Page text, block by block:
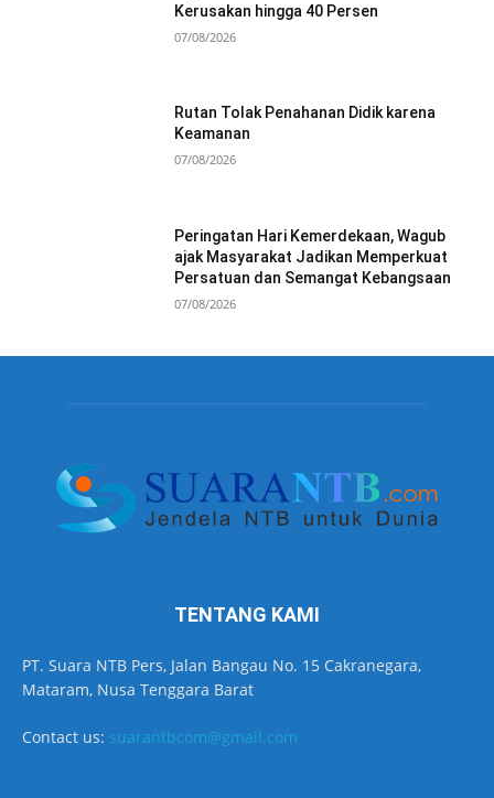
Kerusakan hingga 40 Persen
07/08/2026
Rutan Tolak Penahanan Didik karena
Keamanan
07/08/2026
Peringatan Hari Kemerdekaan, Wagub
ajak Masyarakat Jadikan Memperkuat
Persatuan dan Semangat Kebangsaan
07/08/2026
TENTANG KAMI
PT. Suara NTB Pers, Jalan Bangau No. 15 Cakranegara,
Mataram, Nusa Tenggara Barat
Contact us: suarantbcom@gmail.com